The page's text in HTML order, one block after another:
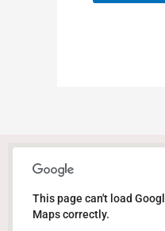
This page can't load
Maps correctly.